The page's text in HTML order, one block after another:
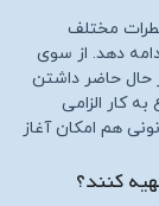
مختلف
دهد. از سوی
حال حاضر داشتن
کار الزامی
هم امکان آغاز
کنند؟